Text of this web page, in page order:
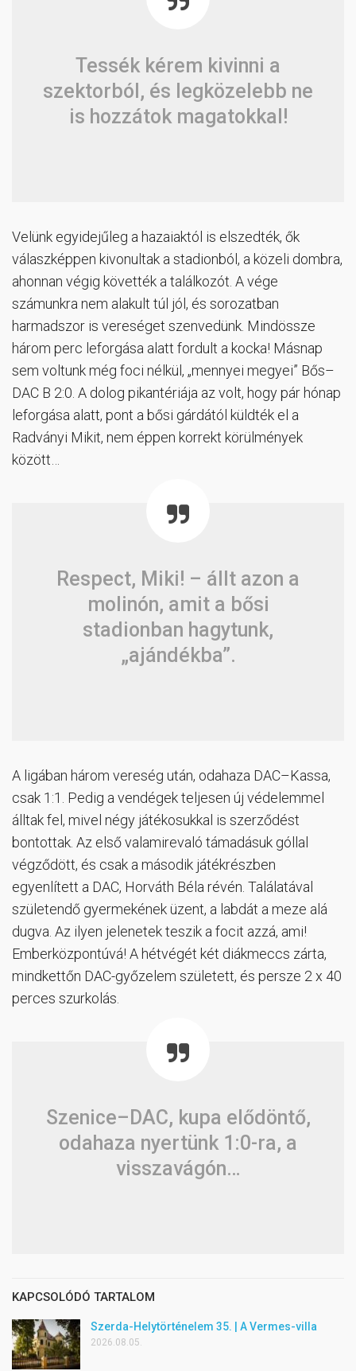
Tessék kérem kivinni a
szektorból, és legközelebb ne
is hozzátok magatokkal!
Velünk egyidejűleg a hazaiaktól is elszedték, ők
válaszképpen kivonultak a stadionból, a közeli dombra,
ahonnan végig követték a találkozót. A vége
számunkra nem alakult túl jól, és sorozatban
harmadszor is vereséget szenvedünk. Mindössze
három perc leforgása alatt fordult a kocka! Másnap
sem voltunk még foci nélkül, „mennyei megyei” Bős–
DAC B 2:0. A dolog pikantériája az volt, hogy pár hónap
leforgása alatt, pont a bősi gárdától küldték el a
Radványi Mikit, nem éppen korrekt körülmények
között…
Respect, Miki! – állt azon a
molinón, amit a bősi
stadionban hagytunk,
„ajándékba”.
A ligában három vereség után, odahaza DAC–Kassa,
csak 1:1. Pedig a vendégek teljesen új védelemmel
álltak fel, mivel négy játékosukkal is szerződést
bontottak. Az első valamirevaló támadásuk góllal
végződött, és csak a második játékrészben
egyenlített a DAC, Horváth Béla révén. Találatával
születendő gyermekének üzent, a labdát a meze alá
dugva. Az ilyen jelenetek teszik a focit azzá, ami!
Emberközpontúvá! A hétvégét két diákmeccs zárta,
mindkettőn DAC-győzelem született, és persze 2 x 40
perces szurkolás.
Szenice–DAC, kupa elődöntő,
odahaza nyertünk 1:0-ra, a
visszavágón…
KAPCSOLÓDÓ TARTALOM
Szerda-Helytörténelem 35. | A Vermes-villa
2026.08.05.